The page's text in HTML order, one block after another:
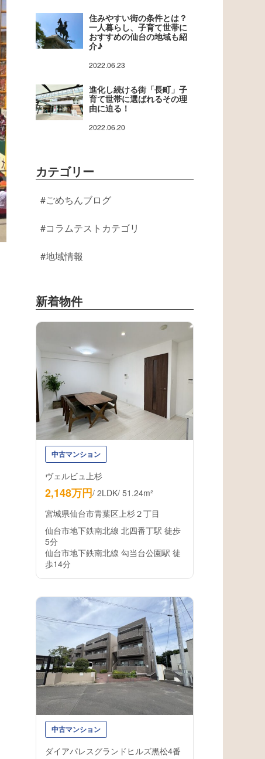
住みやすい街の条件とは？
一人暮らし、子育て世帯に
おすすめの仙台の地域も紹
介♪
2022.06.23
進化し続ける街「長町」子
育て世帯に選ばれるその理
由に迫る！
2022.06.20
カテゴリー
ごめちんブログ
コラムテストカテゴリ
地域情報
新着物件
中古マンション
ヴェルビュ上杉
2,148万円/ 2LDK/ 51.24m²
宮城県仙台市青葉区上杉２丁目
仙台市地下鉄南北線 北四番丁駅 徒歩
5分
仙台市地下鉄南北線 勾当台公園駅 徒
歩14分
中古マンション
ダイアパレスグランドヒルズ黒松4番